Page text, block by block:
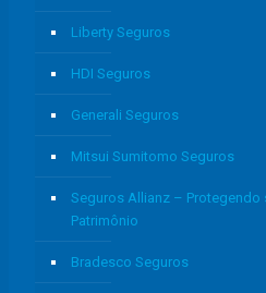
Liberty Seguros
HDI Seguros
Generali Seguros
Mitsui Sumitomo Seguros
Seguros Allianz – Protegendo
Patrimônio
Bradesco Seguros